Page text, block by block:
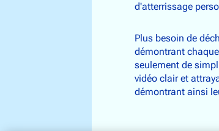
d'atterrissage
Plus besoin de
démontrant
seulement de
vidéo clair et
démontrant ainsi